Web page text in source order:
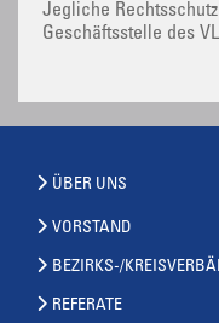
Jegliche
Geschäftsstelle des
ÜBER UNS
VORSTAND
BEZIRKS-/
REFERATE